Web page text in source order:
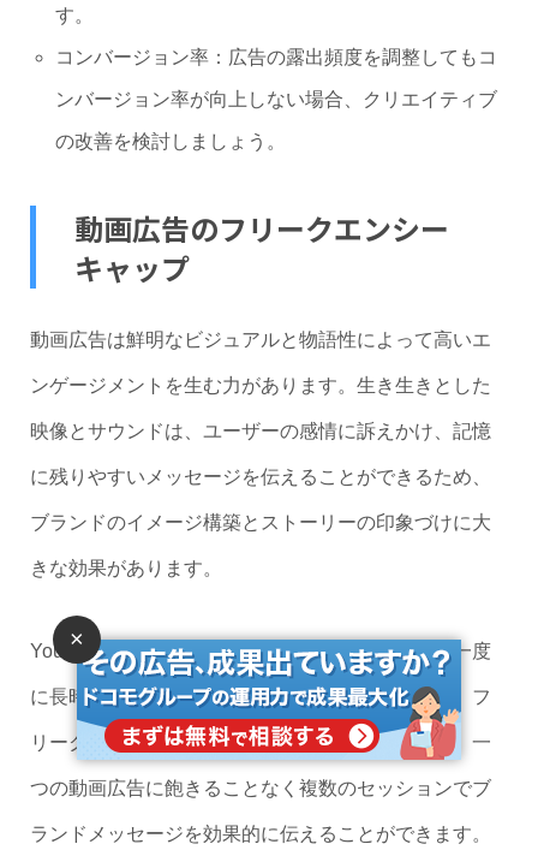
す。
コンバージョン率：広告の露出頻度を調整してもコ
ンバージョン率が向上しない場合、クリエイティブ
の改善を検討しましょう。
動画広告のフリークエンシー
キャップ
動画広告は鮮明なビジュアルと物語性によって高いエ
ンゲージメントを生む力があります。生き生きとした
映像とサウンドは、ユーザーの感情に訴えかけ、記憶
に残りやすいメッセージを伝えることができるため、
ブランドのイメージ構築とストーリーの印象づけに大
きな効果があります。
YouTubeでは長いコンテンツが多く、ユーザーが一度
に長時間アプリ上に滞在している傾向があります。フ
リークエンシーキャップを低めに設定することで、一
つの動画広告に飽きることなく複数のセッションでブ
ランドメッセージを効果的に伝えることができます。
×